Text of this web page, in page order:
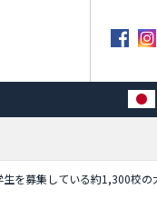
を募集している約1,300校